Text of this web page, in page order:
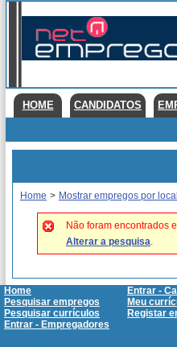
HOME CANDIDATOS
Home > Mostrar empregos por
Não foram encontrados
Alterar a pesquisa.
Home
Entrar -
Pesquisar empregos
Meu
Pesquisar currículos
Registar
Entrar - Empregadores